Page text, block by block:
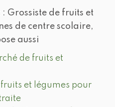
: Grossiste de fruits et
de centre scolaire,
aussi
de fruits et
fruits et légumes pour